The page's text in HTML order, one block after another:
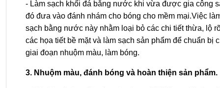
- Làm sạch khối đá bằng nước khi vừa được gia công
đó đưa vào đánh nhám cho bóng cho mềm mại.Việc
sạch bằng nước này nhằm loại bỏ các chi tiết thừa, lộ
các họa tiết bề mặt và làm sạch sản phẩm để chuẩn bị
giai đoạn nhuộm màu, làm bóng.
3. Nhuộm màu, đánh bóng và hoàn thiện sản phẩm.